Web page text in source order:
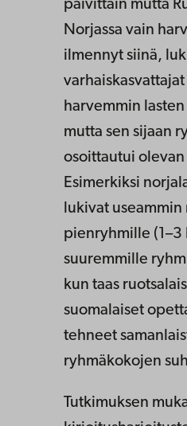
päivittäin mutta
Norjassa vain
ilmennyt siinä,
harvemmin
mutta sen sijaan
osoittautui
Esimerkiksi
lukivat
pienryhmille (1–3
suuremmille
kun taas
suomalaiset
tehneet
ryhmäkokojen
Tutkimuksen